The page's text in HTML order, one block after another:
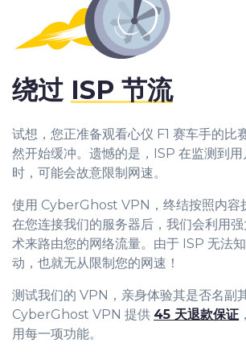
试想，您正准备观看心仪 F1 赛车手的比
然开始缓冲。遗憾的是，ISP 在监测到
时，可能会故意限制网速。
使用 CyberGhost VPN，终结按照内容
在您连接我们的服务器后，我们会利用
术来路由您的网络流量。由于 ISP 无法
动，也就无从限制您的网速！
测试我们的 VPN，亲身体验其是否名副其
CyberGhost VPN 提供 45 天退款保证
用每一项功能。
绕过 ISP 节流